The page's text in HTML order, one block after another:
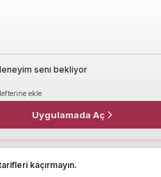
seni bekliyor
ekle
Uygulamada Aç
kaçırmayın.